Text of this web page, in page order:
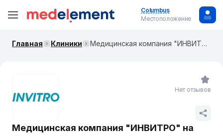
Columbus
Местоположение
Главная Клиники Медицинская компания "ИНВИТРО" на ​Ферганской
Медицинская компания "ИНВИТРО" на ​
Нет отзывов